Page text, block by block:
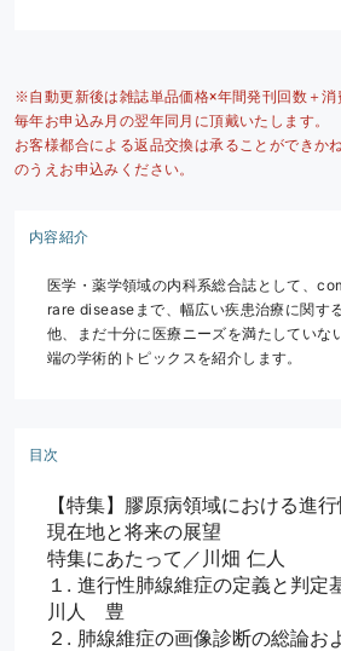
※自動更新後は雑誌単品価格×年間発刊回数＋
毎年お申込み月の翌年同月に頂戴いたします。
お客様都合による返品交換は承ることができか
のうえお申込みください。
内容紹介
医学・薬学領域の内科系総合誌として、
rare diseaseまで、幅広い疾患治療に関す
他、まだ十分に医療ニーズを満たしていな
端の学術的トピックスを紹介します。
目次
【特集】膠原病領域における進
現在地と将来の展望
特集にあたって／川畑 仁人
１. 進行性肺線維症の定義と判定
川人　豊
２. 肺線維症の画像診断の総論お